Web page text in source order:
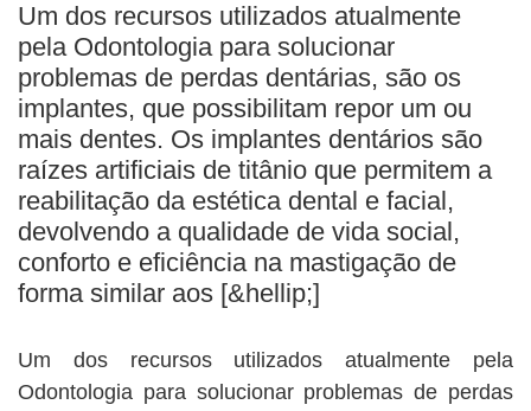
ANUNCIE
BUSCAR
Um dos recursos utilizados atualmente
pela Odontologia para solucionar
problemas de perdas dentárias, são os
implantes, que possibilitam repor um ou
mais dentes. Os implantes dentários são
raízes artificiais de titânio que permitem a
reabilitação da estética dental e facial,
devolvendo a qualidade de vida social,
conforto e eficiência na mastigação de
forma similar aos [&hellip;]
Um dos recursos utilizados atualmente pela
Odontologia para solucionar problemas de perdas